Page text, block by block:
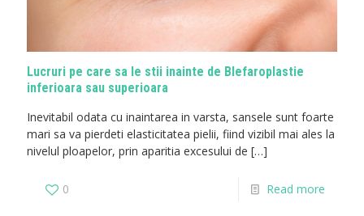
Lucruri pe care sa le stii inainte de Blefaroplastie
inferioara sau superioara
Inevitabil odata cu inaintarea in varsta, sansele sunt foarte
mari sa va pierdeti elasticitatea pielii, fiind vizibil mai ales la
nivelul ploapelor, prin aparitia excesului de […]
0 Read more